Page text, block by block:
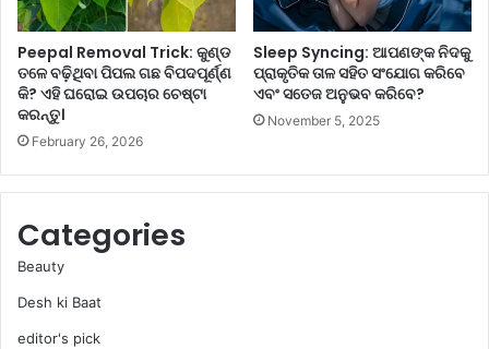
କ
’
ଣ
ଭୁ
ଲ
କ
ରୁ
ଛ
ନ୍ତି
Peepal Removal Trick: କୁଣ୍ଡ
ତଳେ ବଢ଼ିଥିବା ପିପଲ ଗଛ ବିପଦପୂର୍ଣ୍ଣ
କି? ଏହି ଘରୋଇ ଉପଚାର ଚେଷ୍ଟା
କରନ୍ତୁ।
February 26, 2026
Sleep Syncing: ଆପଣଙ୍କ ନିଦକୁ
ପ୍ରାକୃତିକ ତାଳ ସହିତ ସଂଯୋଗ କରିବେ
ଏବଂ ସତେଜ ଅନୁଭବ କରିବେ?
November 5, 2025
Categories
Beauty
Desh ki Baat
editor's pick